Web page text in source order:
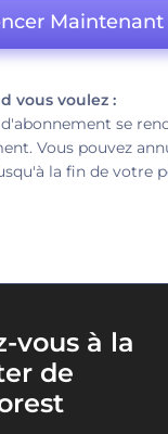
Maintenant
vous voulez :
se
Vous pouvez
la fin de votre
vous à la
de